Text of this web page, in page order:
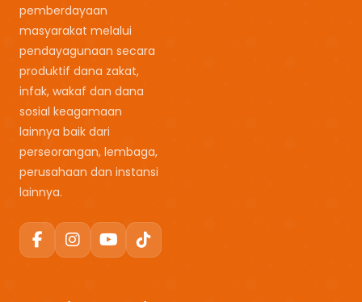
pemberdayaan
masyarakat melalui
pendayagunaan secara
produktif dana zakat,
infak, wakaf dan dana
sosial keagamaan
lainnya baik dari
perseorangan, lembaga,
perusahaan dan instansi
lainnya.